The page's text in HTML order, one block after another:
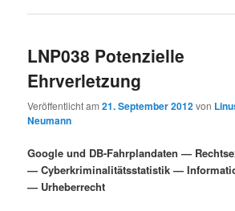
LNP038 Potenzielle
Ehrverletzung
Veröffentlicht am21. September 2012von
Neumann
Google und DB-Fahrplandaten —
— Cyberkriminalitätsstatistik —
— Urheberrecht